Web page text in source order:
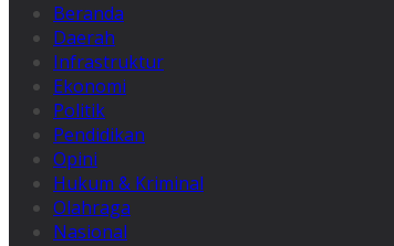
Beranda
Daerah
Infrastruktur
Ekonomi
Politik
Pendidikan
Opini
Hukum & Kriminal
Olahraga
Nasional